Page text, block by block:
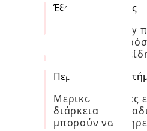
Έξοδα συνδρομής
Ενώ το Speechify
απεριόριστη
που έχουν
Περιστασιακά
Μερικοί χρήστες
διάρκεια της
μπορούν να